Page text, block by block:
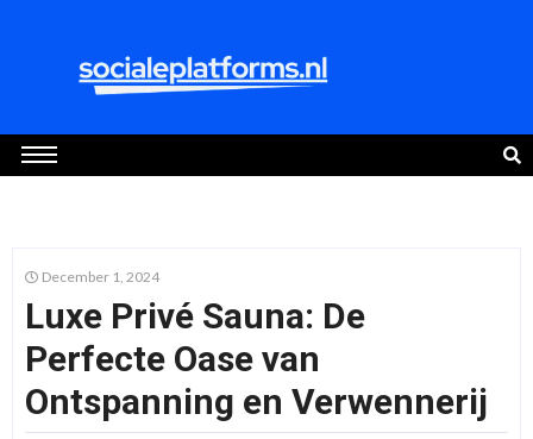
December 1, 2024
Luxe Privé Sauna: De
Perfecte Oase van
Ontspanning en Verwennerij